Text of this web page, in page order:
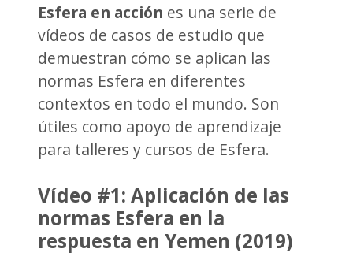
Esfera en acción es una serie de
vídeos de casos de estudio que
demuestran cómo se aplican las
normas Esfera en diferentes
contextos en todo el mundo. Son
útiles como apoyo de aprendizaje
para talleres y cursos de Esfera.
Vídeo #1: Aplicación de las
normas Esfera en la
respuesta en Yemen (2019)